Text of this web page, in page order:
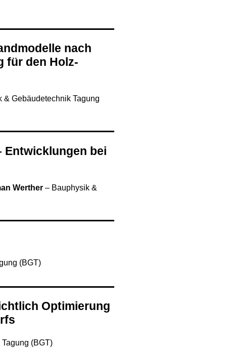
nach
für den Holz-
& Gebäudetechnik Tagung
Entwicklungen bei
Werther – Bauphysik &
(BGT)
Optimierung
(BGT)